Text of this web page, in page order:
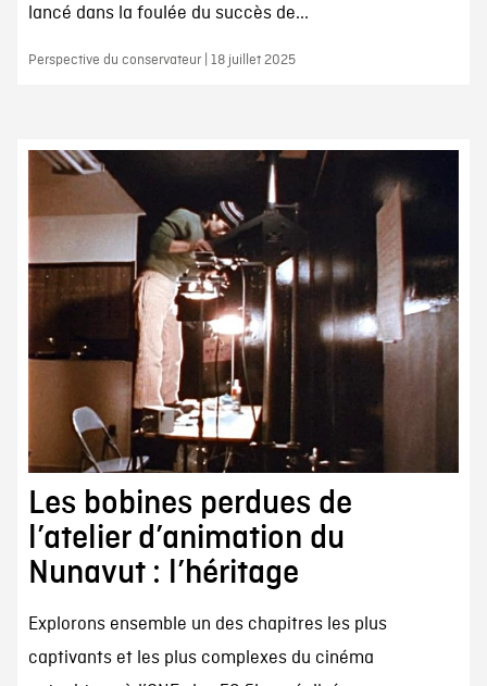
lancé dans la foulée du succès de...
Perspective du conservateur | 18 juillet 2025
Les bobines perdues de
l’atelier d’animation du
Nunavut : l’héritage
Explorons ensemble un des chapitres les plus
captivants et les plus complexes du cinéma